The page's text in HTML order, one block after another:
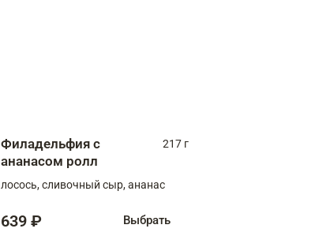
Филадельфия с
ананасом ролл
217 г
лосось, сливочный сыр, ананас
639 ₽ Выбрать